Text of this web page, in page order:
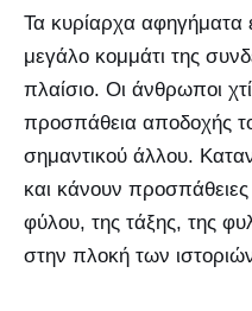
Τα κυρίαρχα
μεγάλο κομμάτι της
πλαίσιο. Οι άνθρωποι
προσπάθεια αποδοχής
σημαντικού άλλου.
και κάνουν
φύλου, της τάξης, της
στην πλοκή των